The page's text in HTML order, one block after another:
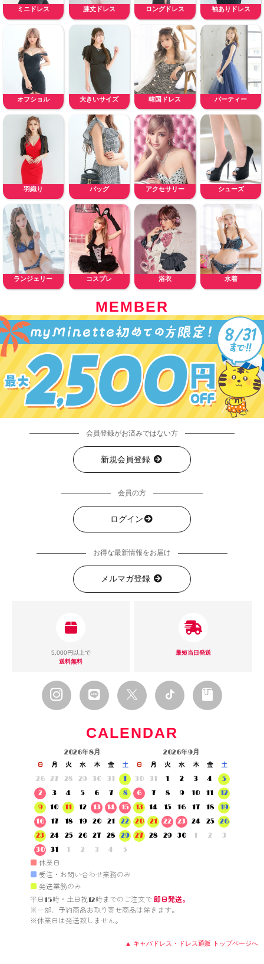
ミニドレス 膝丈ドレス ロングドレス 袖ありドレス
オフショル 大きいサイズ 韓国ドレス パーティー
羽織り バッグ アクセサリー シューズ
ランジェリー コスプレ 浴衣 水着
MEMBER
会員登録がお済みではない方
新規会員登録
会員の方
ログイン
お得な最新情報をお届け
メルマガ登録
5,000円以上で
送料無料
最短当日発送
CALENDAR
2026年8月
日 月 火 水 木 金
土
26
27 28 29 30 31
1
2
3 4 5 6 7
8
9
10 11 12 13 14
15
16
17 18 19 20 21
22
23
24 25 26 27 28
29
30
31 1 2 3 4 5
2026年9月
日 月 火 水 木 金
土
30
31 1 2 3 4
5
6
7 8 9 10 11
12
13
14 15 16 17 18
19
20
21 22 23 24 25
26
27
28 29 30 1 2 3
■ 休業日
■ 受注・お問い合わせ業務のみ
■ 発送業務のみ
平日15時・土日祝12時までのご注文で 即日発送。
※一部、予約商品お取り寄せ商品は除きます。
※休業日は発送致しません。
▲ キャバドレス・ドレス通販 トップページへ